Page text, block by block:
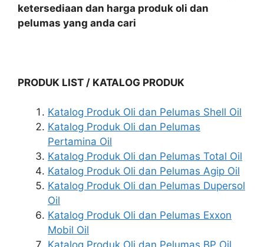
ketersediaan dan harga produk oli dan
pelumas yang anda cari
PRODUK LIST / KATALOG PRODUK
Katalog Produk Oli dan Pelumas Shell Oil
Katalog Produk Oli dan Pelumas
Pertamina Oil
Katalog Produk Oli dan Pelumas Total Oil
Katalog Produk Oli dan Pelumas Agip Oil
Katalog Produk Oli dan Pelumas Dupersol
Oil
Katalog Produk Oli dan Pelumas Exxon
Mobil Oil
Katalog Produk Oli dan Pelumas BP Oil